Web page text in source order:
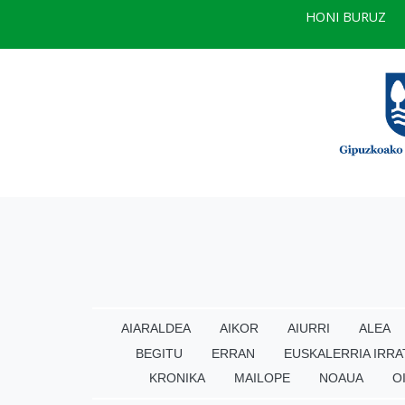
HONI BURUZ
AIARALDEA AIKOR AIURRI ALEA
BEGITU
ERRAN EUSKALERRIA
KRONIKA
MAILOPE NOAUA